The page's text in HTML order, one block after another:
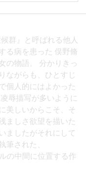
群』と呼ばれる他人
病を患った 俣野脩
の物語。 分かりきっ
ながらも、ひとすじ
個人的にはよかった
辱描写が多いように
美しいからこそ、そ
ましさ欲望を描いた
ましたがそれにして
筆された、
の中間に位置する作